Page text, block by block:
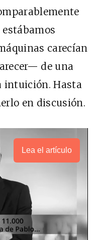
carecían
de una
intuición. Hasta
en discusión.
Lea el artículo